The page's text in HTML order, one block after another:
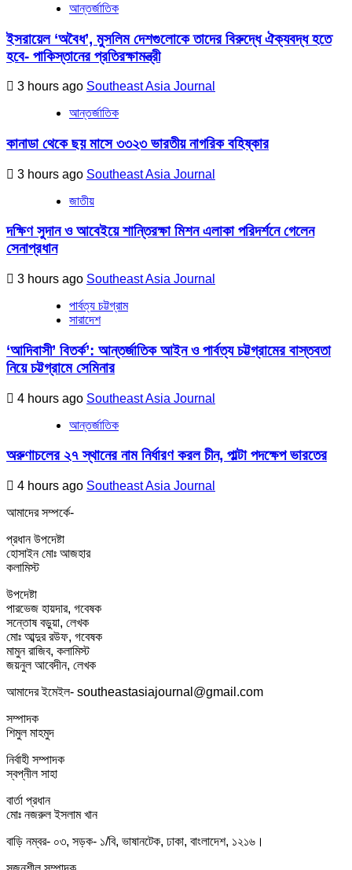
আন্তর্জাতিক
ইসরায়েল ‘অবৈধ’, মুসলিম দেশগুলোকে তাদের বিরুদ্ধে ঐক্যবদ্ধ হতে
হবে- পাকিস্তানের প্রতিরক্ষামন্ত্রী
3 hours ago Southeast Asia Journal
আন্তর্জাতিক
কানাডা থেকে ছয় মাসে ৩৩২৩ ভারতীয় নাগরিক বহিষ্কার
3 hours ago Southeast Asia Journal
জাতীয়
দক্ষিণ সুদান ও আবেইয়ে শান্তিরক্ষা মিশন এলাকা পরিদর্শনে গেলেন
সেনাপ্রধান
3 hours ago Southeast Asia Journal
পার্বত্য চট্টগ্রাম
সারাদেশ
‘আদিবাসী’ বিতর্ক’: আন্তর্জাতিক আইন ও পার্বত্য চট্টগ্রামের বাস্তবতা
নিয়ে চট্টগ্রামে সেমিনার
4 hours ago Southeast Asia Journal
আন্তর্জাতিক
অরুণাচলের ২৭ স্থানের নাম নির্ধারণ করল চীন, পাল্টা পদক্ষেপ ভারতের
4 hours ago Southeast Asia Journal
আমাদের সম্পর্কে-
প্রধান উপদেষ্টা
হোসাইন মোঃ আজহার
কলামিস্ট
উপদেষ্টা
পারভেজ হায়দার, গবেষক
সন্তোষ বড়ুয়া, লেখক
মোঃ আব্দুর রউফ, গবেষক
মামুন রাজিব, কলামিস্ট
জয়নুল আবেদীন, লেখক
আমাদের ইমেইল- southeastasiajournal@gmail.com
সম্পাদক
শিমুল মাহমুদ
নির্বাহী সম্পাদক
স্বপ্নীল সাহা
বার্তা প্রধান
মোঃ নজরুল ইসলাম খান
বাড়ি নম্বর- ০৩, সড়ক- ১/বি, ভাষানটেক, ঢাকা, বাংলাদেশ, ১২১৬।